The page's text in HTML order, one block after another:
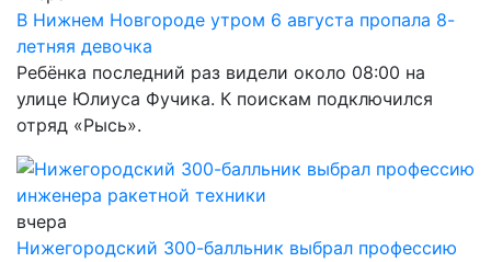
В Нижнем Новгороде утром 6 августа пропала 8-
летняя девочка
Ребёнка последний раз видели около 08:00 на
улице Юлиуса Фучика. К поискам подключился
отряд «Рысь».
вчера
Нижегородский 300-балльник выбрал профессию